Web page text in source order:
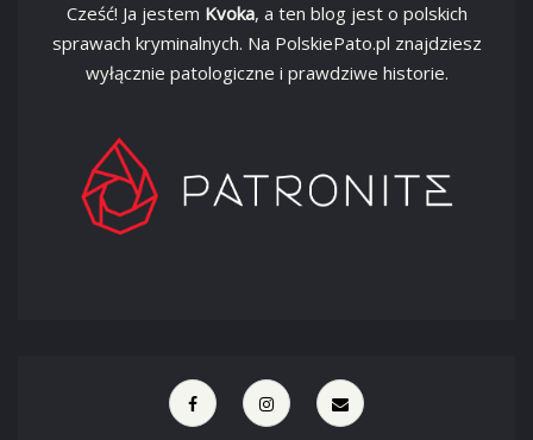
Cześć! Ja jestem Kvoka, a ten blog jest o polskich
sprawach kryminalnych. Na PolskiePato.pl znajdziesz
wyłącznie patologiczne i prawdziwe historie.